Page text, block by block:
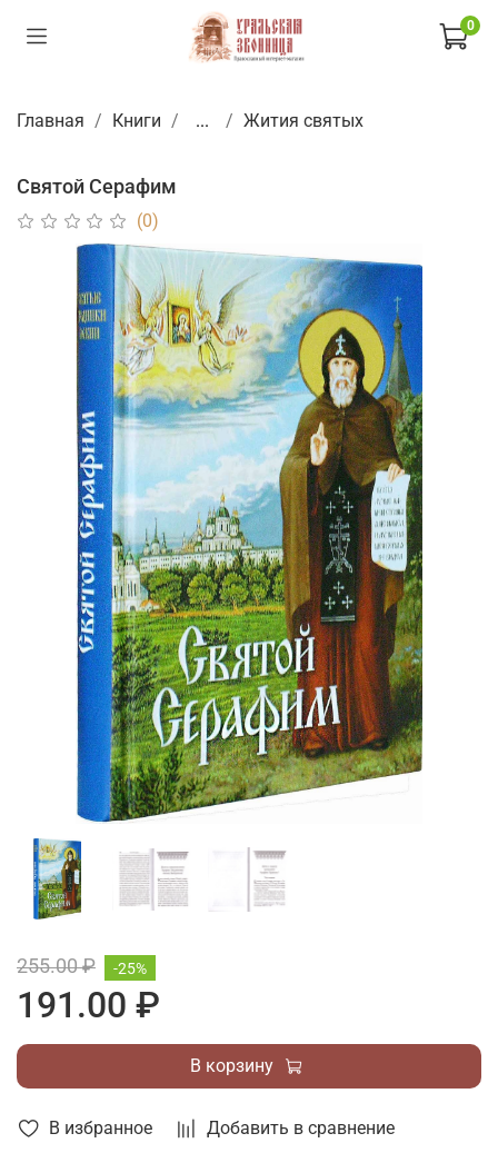
0
Главная Книги ... Жития святых
Святой Серафим
(0)
В избранное Добавить в сравнение
255.00 ₽
191.00 ₽
-25%
В корзину